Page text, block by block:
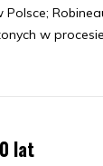
Polsce;
w
lat